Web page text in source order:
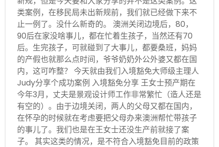
类案例，在移民局未出新规前，我们就已经做下来不
止一例了。没什么新奇的。 澳洲关闭边境后，80，
90后在家没啥事儿，都在忙着生孩子，当然还有70
后。生完孩子，可就碰到了大事儿，都要桑班，妈妈
的产假也就那么点时间，爷爷奶奶外公外婆又都在国
内，这可咋整？ 今天就由我们入境豁免大师级主理人
Judy分享个成功案例 入境豁免分享 王女士预产期在
今年3月，丈夫是景观设计师工作非常繁忙（造人还是
有空的）。由于边境关闭，两人的父母又都在国内，
在怀孕的时候就在考虑要把父母办来澳洲帮忙带孩子
的事儿了。我们也是在王女士还没生产前就接了案
子。 其实这类的情况，是不符合入境豁免目前的政策